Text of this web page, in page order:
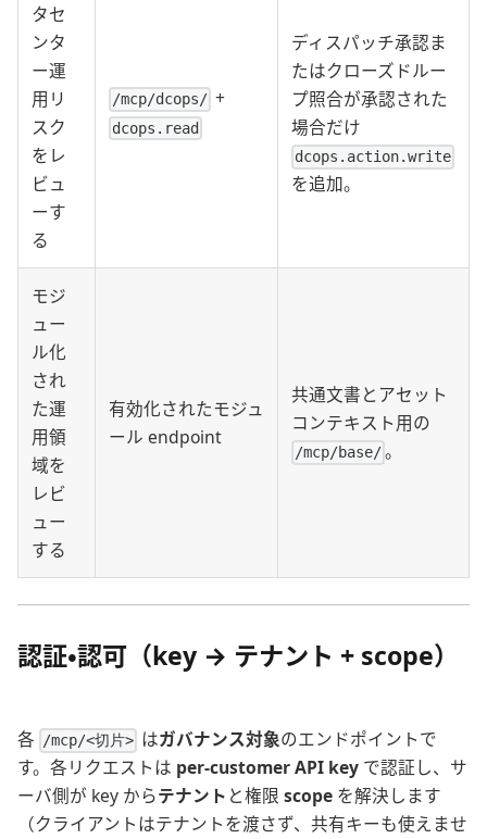
タセ
ンタ
ー運
用リ
スク
をレ
ビュ
ーす
る
/mcp/dcops/ +
dcops.read
ディスパッチ承認ま
たはクローズドルー
プ照合が承認された
場合だけ
dcops.action.write
を追加。
モジ
ュー
ル化
され
た運
用領
域を
レビ
ュー
する
有効化されたモジュ
ール endpoint
共通文書とアセット
コンテキスト用の
/mcp/base/ 。
認証・認可（key → テナント + scope）
各 /mcp/<切片> はガバナンス対象のエンドポイントで
す。各リクエストは per-customer API key で認証し、サ
ーバ側が key からテナント と権限 scope を解決します
（クライアントはテナントを渡さず、共有キーも使えませ